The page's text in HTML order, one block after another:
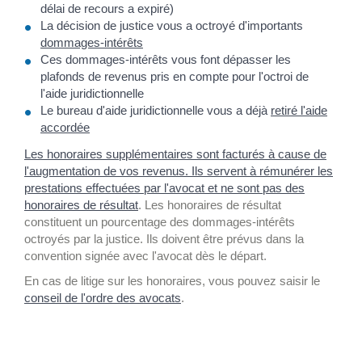
délai de recours a expiré)
La décision de justice vous a octroyé d'importants
dommages-intérêts
Ces dommages-intérêts vous font dépasser les
plafonds de revenus pris en compte pour l'octroi de
l'aide juridictionnelle
Le bureau d'aide juridictionnelle vous a déjà retiré l'aide
accordée
Les honoraires supplémentaires sont facturés à cause de
l'augmentation de vos revenus. Ils servent à rémunérer les
prestations effectuées par l'avocat et ne sont pas des
honoraires de résultat. Les honoraires de résultat
constituent un pourcentage des dommages-intérêts
octroyés par la justice. Ils doivent être prévus dans la
convention signée avec l'avocat dès le départ.
En cas de litige sur les honoraires, vous pouvez saisir le
conseil de l'ordre des avocats.